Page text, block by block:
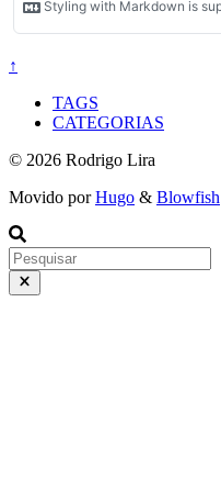
↑
TAGS
CATEGORIAS
© 2026 Rodrigo Lira
Movido porHugo & Blowfish